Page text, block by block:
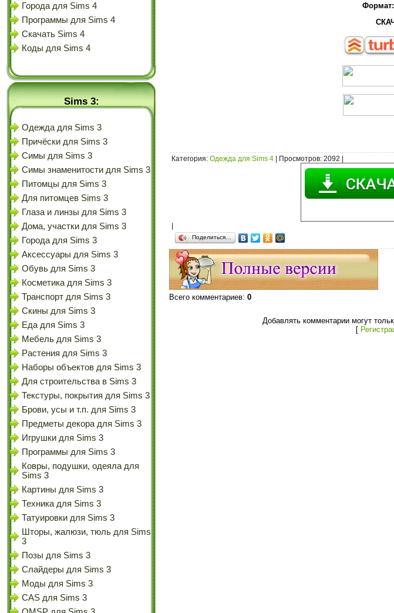
Города для Sims 4
Программы для Sims 4
Скачать Sims 4
Коды для Sims 4
Sims 3:
Одежда для Sims 3
Причёски для Sims 3
Симы для Sims 3
Симы знаменитости для Sims 3
Питомцы для Sims 3
Для питомцев Sims 3
Глаза и линзы для Sims 3
Дома, участки для Sims 3
Города для Sims 3
Аксессуары для Sims 3
Обувь для Sims 3
Косметика для Sims 3
Транспорт для Sims 3
Скины для Sims 3
Еда для Sims 3
Мебель для Sims 3
Растения для Sims 3
Наборы объектов для Sims 3
Для строительства в Sims 3
Текстуры, покрытия для Sims 3
Брови, усы и т.п. для Sims 3
Предметы декора для Sims 3
Игрушки для Sims 3
Программы для Sims 3
Ковры, подушки, одеяла для
Sims 3
Картины для Sims 3
Техника для Sims 3
Татуировки для Sims 3
Шторы, жалюзи, тюль для Sims
3
Позы для Sims 3
Слайдеры для Sims 3
Моды для Sims 3
CAS для Sims 3
Категория: Одежда для Sims 4 Просмотров: 2092 |
Поделиться…
Всего комментариев: 0
Добавлять комментарии могут
[